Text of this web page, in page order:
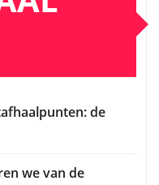
de
we van de